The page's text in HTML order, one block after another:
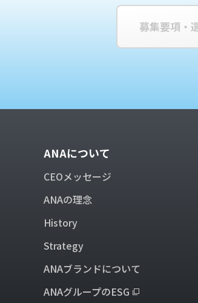
募集要項・
ANAについて
CEOメッセージ
ANAの理念
History
Strategy
ANAブランドについて
ANAグループのESG